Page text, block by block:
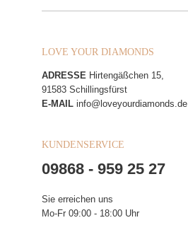
LOVE YOUR DIAMONDS
ADRESSE Hirtengäßchen 15,
91583 Schillingsfürst
E-MAIL info@loveyourdiamonds.de
KUNDENSERVICE
09868 - 959 25 27
Sie erreichen uns
Mo-Fr 09:00 - 18:00 Uhr